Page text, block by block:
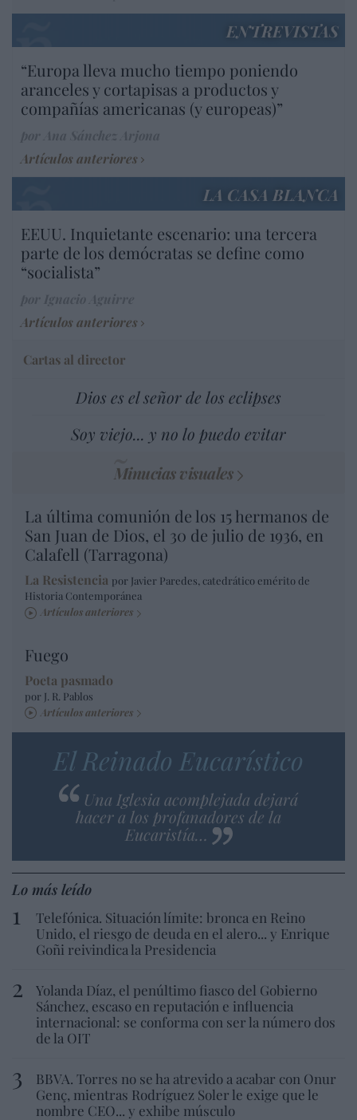
ENTREVISTAS
“Europa lleva mucho tiempo poniendo
aranceles y cortapisas a productos y
compañías americanas (y europeas)”
Artículos anteriores
LA CASA BLANCA
EEUU. Inquietante escenario: una tercera
parte de los demócratas se define como
“socialista”
Artículos anteriores
Cartas al director
Dios es el señor de los eclipses
Soy viejo... y no lo puedo evitar
Minucias visuales
La última comunión de los 15 hermanos de
San Juan de Dios, el 30 de julio de 1936, en
Calafell (Tarragona)
La Resistencia por Javier Paredes, catedrático emérito de
Historia Contemporánea
Artículos anteriores
Fuego
Poeta pasmado
por J. R. Pablos
Artículos anteriores
El Reinado Eucarístico
Una Iglesia acomplejada dejará
hacer a los profanadores de la
Eucaristía…
Lo más leído
Telefónica. Situación límite: bronca en Reino
Unido, el riesgo de deuda en el alero... y Enrique
Goñi reivindica la Presidencia
Yolanda Díaz, el penúltimo fiasco del Gobierno
Sánchez, escaso en reputación e influencia
internacional: se conforma con ser la número dos
de la OIT
BBVA. Torres no se ha atrevido a acabar con Onur
Genç, mientras Rodríguez Soler le exige que le
nombre CEO... y exhibe músculo